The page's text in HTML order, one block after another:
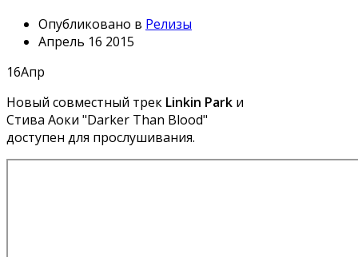
Опубликовано в Релизы
Апрель 16 2015
16Апр
Новый совместный трек Linkin Park и
Стива Аоки "Darker Than Blood"
доступен для прослушивания.